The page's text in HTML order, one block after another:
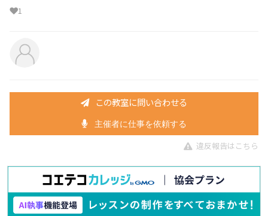
1
この教室に問い合わせる
主催者に仕事を依頼する
違反報告はこちら